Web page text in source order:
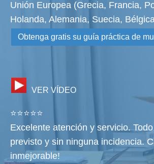
Unión Europea (Grecia, Francia,
Holanda, Alemania, Suecia,
Obtenga gratis su guía práctica de
VER VÍDEO
⭐⭐⭐⭐⭐
Excelente atención y servicio.
previsto y sin ninguna incidencia.
inmejorable!